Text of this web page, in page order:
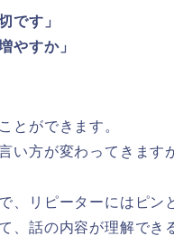
です」
やすか」
とができます。
い方が変わってきます
、リピーターにはピン
、話の内容が理解でき